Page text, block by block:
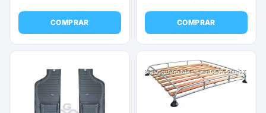
COMPRAR COMPRAR